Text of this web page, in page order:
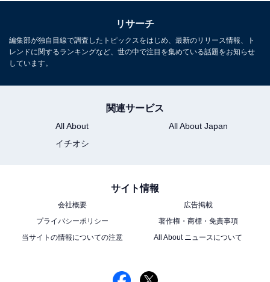
リサーチ
編集部が独自目線で調査したトピックスをはじめ、最新のリリース情報、ト
レンドに関するランキングなど、世の中で注目を集めている話題をお知らせ
しています。
関連サービス
All About
All About Japan
イチオシ
サイト情報
会社概要
広告掲載
プライバシーポリシー
著作権・商標・免責事項
当サイトの情報についての注意
All About ニュースについて